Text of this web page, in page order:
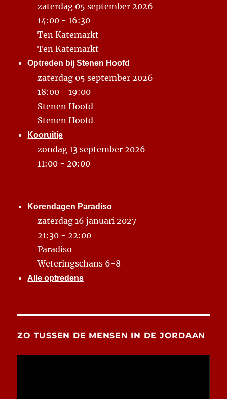
zaterdag 05 september 2026
14:00 - 16:30
Ten Katemarkt
Ten Katemarkt
Optreden bij Stenen Hoofd
zaterdag 05 september 2026
18:00 - 19:00
Stenen Hoofd
Stenen Hoofd
Kooruitje
zondag 13 september 2026
11:00 - 20:00
Korendagen Paradiso
zaterdag 16 januari 2027
21:30 - 22:00
Paradiso
Weteringschans 6-8
Alle optredens
ZO TUSSEN DE MENSEN IN DE JORDAAN